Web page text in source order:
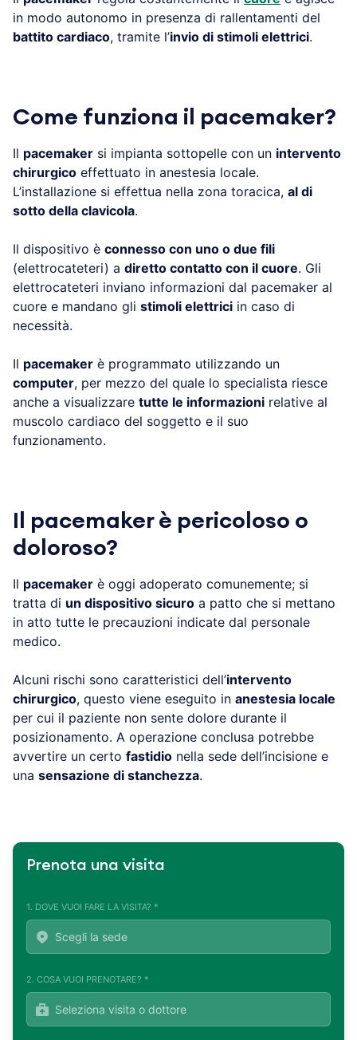
in modo autonomo in presenza di rallentamenti del
battito cardiaco, tramite l’invio di stimoli elettrici.
Come funziona il pacemaker?
Il pacemaker si impianta sottopelle con un intervento
chirurgico effettuato in anestesia locale.
L’installazione si effettua nella zona toracica, al di
sotto della clavicola.
Il dispositivo è connesso con uno o due fili
(elettrocateteri) a diretto contatto con il cuore. Gli
elettrocateteri inviano informazioni dal pacemaker al
cuore e mandano gli stimoli elettrici in caso di
necessità.
Il pacemaker è programmato utilizzando un
computer, per mezzo del quale lo specialista riesce
anche a visualizzare tutte le informazioni relative al
muscolo cardiaco del soggetto e il suo
funzionamento.
Il pacemaker è pericoloso o
doloroso?
Il pacemaker è oggi adoperato comunemente; si
tratta di un dispositivo sicuro a patto che si mettano
in atto tutte le precauzioni indicate dal personale
medico.
Alcuni rischi sono caratteristici dell’intervento
chirurgico, questo viene eseguito in anestesia locale
per cui il paziente non sente dolore durante il
posizionamento. A operazione conclusa potrebbe
avvertire un certo fastidio nella sede dell’incisione e
una sensazione di stanchezza.
Prenota una visita
1. DOVE VUOI FARE LA VISITA? *
2. COSA VUOI PRENOTARE? *